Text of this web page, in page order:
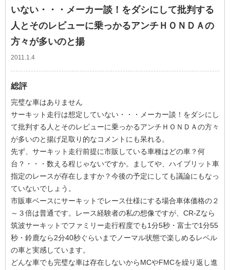
いない・・・メーカー談！をダシにして批判する
人とそのレビューに乗っかるアンチＨＯＮＤＡの
方々が多いのと揚
2011.1.4
総評
完璧な車はありません
サーキット走行は想定していない・・・メーカー談！をダシにし
て批判する人とそのレビューに乗っかるアンチＨＯＮＤＡの方々
が多いのと揚げ足取り的なコメントにも呆れる。
先ず、サーキット走行前提に市販している車種はどの車？何
台？・・・数える程じゃないですか。ましてや、ハイブリット車
指定のレースが存在しますか？今後の予定にしても議論にもなっ
ていないでしょう。
市販車ベースにサーキットでレース仕様にする場合車体価格の２
～３倍は普通です。レース経験者の私の想像ですが、CR-Zなら
筑波サーキットでファミリー走行程度でも1分5秒・富士で1分55
秒・鈴鹿なら2分40秒ぐらいまでノーマル状態で楽しめるレベル
の車と実感しています。
どんな車でも完璧な車は存在しないからMCやFMCを繰り返し進